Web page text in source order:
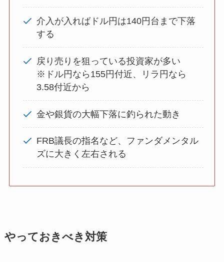
介入が入ればドル円は140円台まで下落
する
戻り売りを狙っている投資家が多い
※ドル円なら155円付近、リラ円なら
3.58付近から
金や銀貨の大幅下落に釣られた動き
FRB議長の指名など、ファンダメンタル
ズに大きく左右される
やっておきべき対策